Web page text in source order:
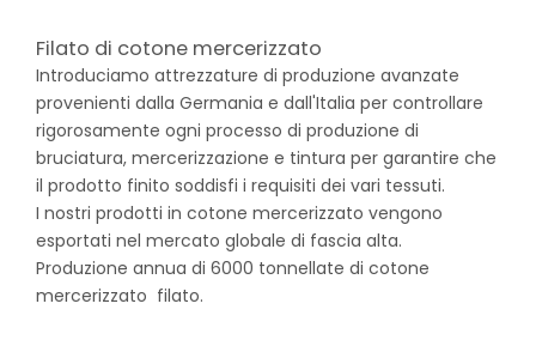
Filato di cotone mercerizzato
Introduciamo attrezzature di produzione avanzate
provenienti dalla Germania e dall'Italia per controllare
rigorosamente ogni processo di produzione di
bruciatura, mercerizzazione e tintura per garantire che
il prodotto finito soddisfi i requisiti dei vari tessuti.
I nostri prodotti in cotone mercerizzato vengono
esportati nel mercato globale di fascia alta.
Produzione annua di 6000 tonnellate di cotone
mercerizzato filato.